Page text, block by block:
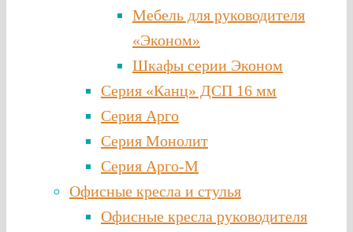
Мебель для руководителя
«Эконом»
Шкафы серии Эконом
Серия «Канц» ДСП 16 мм
Серия Арго
Серия Монолит
Серия Арго-М
Офисные кресла и стулья
Офисные кресла руководителя